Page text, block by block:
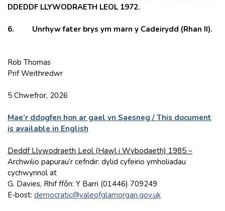
DDEDDF LLYWODRAETH LEOL 1972.
6. Unrhyw fater brys ym marn y Cadeirydd (Rhan II).
Rob Thomas
Prif Weithredwr
5 Chwefror, 2026
Mae’r ddogfen hon ar gael yn Saesneg / This document
is available in English
Deddf Llywodraeth Leol (Hawl i Wybodaeth) 1985 –
Archwilio papurau’r cefndir: dylid cyfeirio ymholiadau
cychwynnol at
G. Davies, Rhif ffôn: Y Barri (01446) 709249
E-bost: democratic@valeofglamorgan.gov.uk